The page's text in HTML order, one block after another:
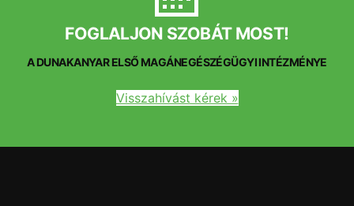
FOGLALJON SZOBÁT MOST!
A DUNAKANYAR ELSŐ MAGÁNEGÉSZÉGÜGYI INTÉZMÉNYE
Visszahívást kérek »